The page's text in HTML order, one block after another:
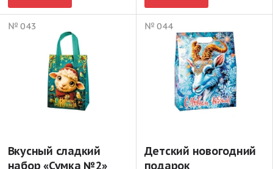
№ 043
Вкусный сладкий
набор «Сумка №2»
№ 044
Детский новогодний
подарок